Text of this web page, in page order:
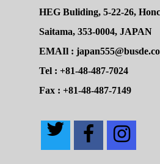
HEG Buliding, 5-22-26,
Saitama, 353-0004, JAPAN
EMAIl :
Tel : +81-48-487-7024
Fax : +81-48-487-7149